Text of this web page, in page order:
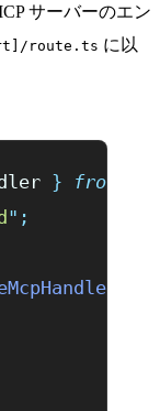
サーバーのエン
route.ts に以
} from
" ;